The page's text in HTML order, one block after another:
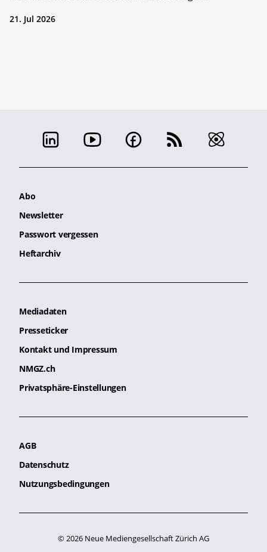
21. Jul 2026
Abo
Newsletter
Passwort vergessen
Heftarchiv
Mediadaten
Presseticker
Kontakt und Impressum
NMGZ.ch
Privatsphäre-Einstellungen
AGB
Datenschutz
Nutzungsbedingungen
© 2026 Neue Mediengesellschaft Zürich AG